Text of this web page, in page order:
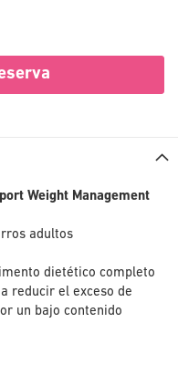
Weight Management
adultos
dietético completo
reducir el exceso de
un bajo contenido